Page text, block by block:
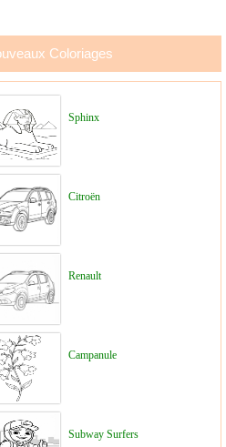
Coloriages
Sphinx
Citroën
Renault
Campanule
Subway Surfers